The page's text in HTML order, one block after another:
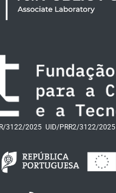
3122/2025 UID/PRR2/3122/2025